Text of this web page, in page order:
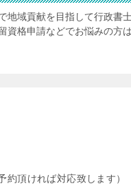
地域貢献を目指して行政書
資格申請などでお悩みの方
頂ければ対応致します）